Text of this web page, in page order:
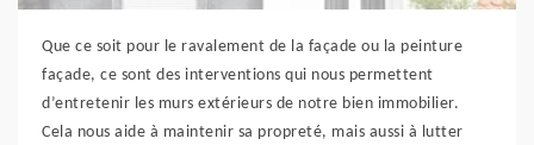
Que ce soit pour le ravalement de la façade ou la peinture
façade, ce sont des interventions qui nous permettent
d’entretenir les murs extérieurs de notre bien immobilier.
Cela nous aide à maintenir sa propreté, mais aussi à lutter